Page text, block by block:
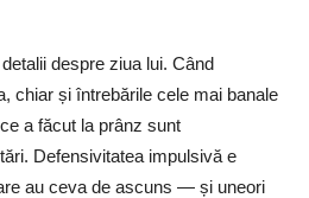
despre ziua lui. Când
chiar și întrebările cele mai banale
a făcut la prânz sunt
Defensivitatea impulsivă e
au ceva de ascuns — și uneori